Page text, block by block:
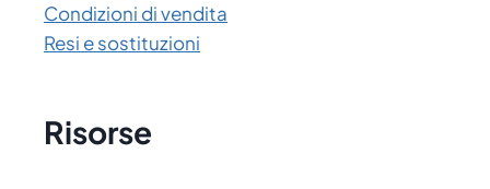
Condizioni di vendita
Resi e sostituzioni
Risorse